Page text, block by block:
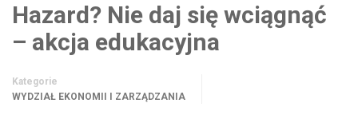
Hazard? Nie daj się wciągnąć
– akcja edukacyjna
Kategorie
WYDZIAŁ EKONOMII I ZARZĄDZANIA